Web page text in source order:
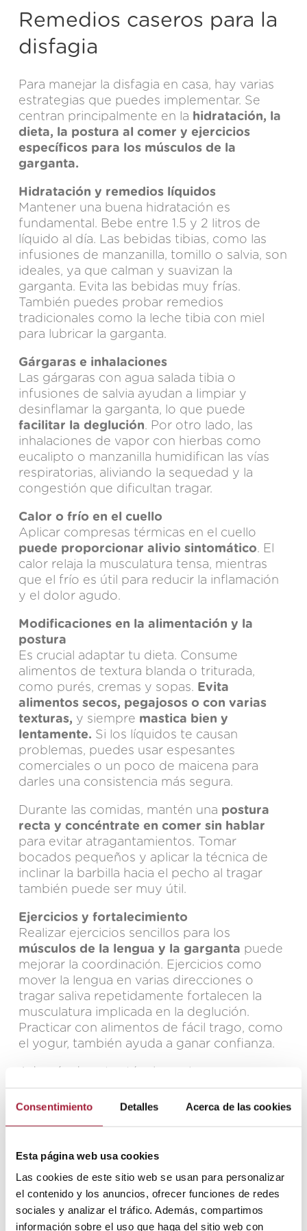
Consentimiento Detalles Acerca de las cookies
Esta página web usa cookies
Las cookies de este sitio web se usan para personalizar
el contenido y los anuncios, ofrecer funciones de redes
sociales y analizar el tráfico. Además, compartimos
información sobre el uso que haga del sitio web con
Remedios caseros para la
disfagia
Para manejar la disfagia en casa, hay varias
estrategias que puedes implementar. Se
centran principalmente en la hidratación, la
dieta, la postura al comer y ejercicios
específicos para los músculos de la
garganta.
Hidratación y remedios líquidos
Mantener una buena hidratación es
fundamental. Bebe entre 1.5 y 2 litros de
líquido al día. Las bebidas tibias, como las
infusiones de manzanilla, tomillo o salvia, son
ideales, ya que calman y suavizan la
garganta. Evita las bebidas muy frías.
También puedes probar remedios
tradicionales como la leche tibia con miel
para lubricar la garganta.
Gárgaras e inhalaciones
Las gárgaras con agua salada tibia o
infusiones de salvia ayudan a limpiar y
desinflamar la garganta, lo que puede
facilitar la deglución. Por otro lado, las
inhalaciones de vapor con hierbas como
eucalipto o manzanilla humidifican las vías
respiratorias, aliviando la sequedad y la
congestión que dificultan tragar.
Calor o frío en el cuello
Aplicar compresas térmicas en el cuello
puede proporcionar alivio sintomático. El
calor relaja la musculatura tensa, mientras
que el frío es útil para reducir la inflamación
y el dolor agudo.
Modificaciones en la alimentación y la
postura
Es crucial adaptar tu dieta. Consume
alimentos de textura blanda o triturada,
como purés, cremas y sopas. Evita
alimentos secos, pegajosos o con varias
texturas, y siempre mastica bien y
lentamente. Si los líquidos te causan
problemas, puedes usar espesantes
comerciales o un poco de maicena para
darles una consistencia más segura.
Durante las comidas, mantén una postura
recta y concéntrate en comer sin hablar
para evitar atragantamientos. Tomar
bocados pequeños y aplicar la técnica de
inclinar la barbilla hacia el pecho al tragar
también puede ser muy útil.
Ejercicios y fortalecimiento
Realizar ejercicios sencillos para los
músculos de la lengua y la garganta puede
mejorar la coordinación. Ejercicios como
mover la lengua en varias direcciones o
tragar saliva repetidamente fortalecen la
musculatura implicada en la deglución.
Practicar con alimentos de fácil trago, como
el yogur, también ayuda a ganar confianza.
jengibre o el aloe vera pueden ofrecer
supuesto, es vital evitar irritantes como el